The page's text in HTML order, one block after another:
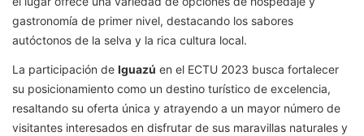
gastronomía de primer nivel, destacando los sabores
autóctonos de la selva y la rica cultura local.
La participación de Iguazú en el ECTU 2023 busca fortalecer
su posicionamiento como un destino turístico de excelencia,
resaltando su oferta única y atrayendo a un mayor número de
visitantes interesados en disfrutar de sus maravillas naturales y